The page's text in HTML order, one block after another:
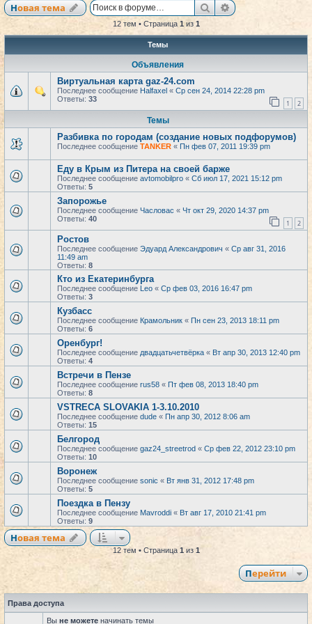
Новая тема ПоискРасширенный
12 тем • Страница 1из 1
Темы
Объявления
Виртуальная карта gaz-24.com
Последнее сообщение Halfaxel « Ср сен 24, 2014 22:28 pm
Ответы: 33 1 2
Темы
Разбивка по городам (создание новых подфорумов)
Последнее сообщение TANKER « Пн фев 07, 2011 19:39 pm
Еду в Крым из Питера на своей барже
Последнее сообщение avtomobilpro « Сб июл 17, 2021 15:12 pm
Ответы: 5
Запорожье
Последнее сообщение Часловас « Чт окт 29, 2020 14:37 pm
Ответы: 40 1 2
Ростов
Последнее сообщение Эдуард Александрович « Ср авг 31, 2016
11:49 am
Ответы: 8
Кто из Екатеринбурга
Последнее сообщение Leo « Ср фев 03, 2016 16:47 pm
Ответы: 3
Кузбасс
Последнее сообщение Крамольник « Пн сен 23, 2013 18:11 pm
Ответы: 6
Оренбург!
Последнее сообщение двадцатьчетвёрка « Вт апр 30, 2013 12:40 pm
Ответы: 4
Встречи в Пензе
Последнее сообщение rus58 « Пт фев 08, 2013 18:40 pm
Ответы: 8
VSTRECA SLOVAKIA 1-3.10.2010
Последнее сообщение dude « Пн апр 30, 2012 8:06 am
Ответы: 15
Белгород
Последнее сообщение gaz24_streetrod « Ср фев 22, 2012 23:10 pm
Ответы: 10
Воронеж
Последнее сообщение sonic « Вт янв 31, 2012 17:48 pm
Ответы: 5
Поездка в Пензу
Последнее сообщение Mavroddi « Вт авг 17, 2010 21:41 pm
Ответы: 9
Новая тема
12 тем • Страница 1из 1
Перейти
Права доступа
Вы не можете начинать темы